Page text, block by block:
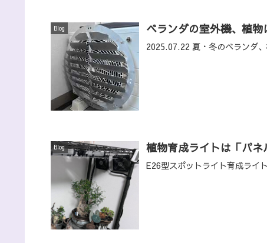
Blog ベランダの室外機、植物
2025.07.22 夏・冬のベランダ
Blog 植物育成ライトは「パネ
E26型スポットライト育成ライ